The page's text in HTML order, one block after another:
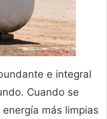
e integral
Cuando se
más limpias